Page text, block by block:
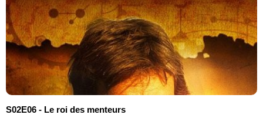
S02E06 - Le roi des menteurs